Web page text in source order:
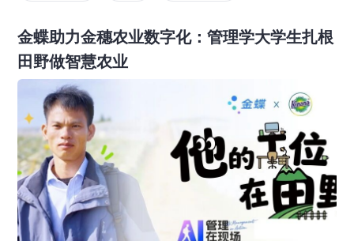
金蝶助力金穗农业数字化：管理学大学生扎根
田野做智慧农业